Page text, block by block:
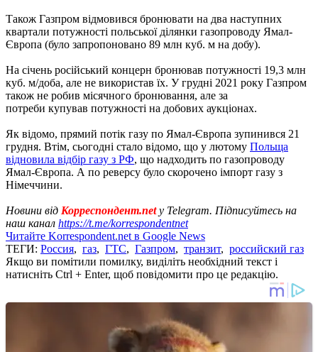
Також Газпром відмовився бронювати на два наступних
квартали потужності польської ділянки газопроводу Ямал-
Європа (було запропоновано 89 млн куб. м на добу).
На січень російський концерн бронював потужності 19,3 млн
куб. м/доба, але не використав їх. У грудні 2021 року Газпром
також не робив місячного бронювання, але за
потреби купував потужності на добових аукціонах.
Як відомо, прямий потік газу по Ямал-Європа зупинився 21
грудня. Втім, сьогодні стало відомо, що у лютому Польща
відновила відбір газу з РФ, що надходить по газопроводу
Ямал-Європа. А по реверсу було скорочено імпорт газу з
Німеччини.
Новини від Корреспондент.netу Telegram. Підписуйтесь на
наш канал https://t.me/korrespondentnet
Читайте Korrespondent.net в Google News
ТЕГИ: Россия, газ, ГТС, Газпром, транзит, российский газ
Якщо ви помітили помилку, виділіть необхідний текст і
натисніть Ctrl + Enter, щоб повідомити про це редакцію.